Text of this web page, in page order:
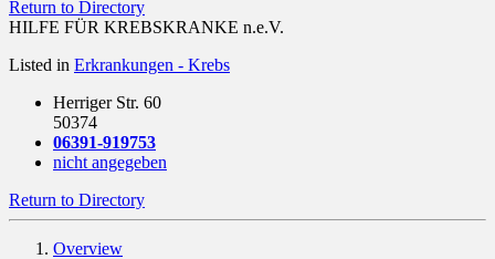
Return to Directory
HILFE FÜR KREBSKRANKE n.e.V.
Listed in Erkrankungen - Krebs
Herriger Str. 60
50374
06391-919753
nicht angegeben
Return to Directory
Overview